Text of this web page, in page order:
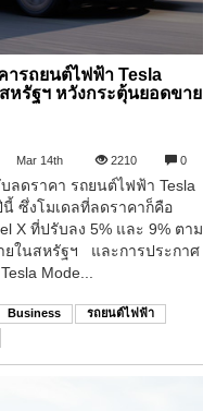
ารถยนต์ไฟฟ้า Tesla
หรัฐฯ หวังกระตุ้นยอดขาย
Mar 14th 2210 0
ลดราคา รถยนต์ไฟฟ้า Tesla
ซึ่งโมเดลที่ลดราคาก็คือ
X ที่ปรับลง 5% และ 9% ตาม
ยในสหรัฐฯ และการประกาศ
Mode...
Business
รถยนต์ไฟฟ้า